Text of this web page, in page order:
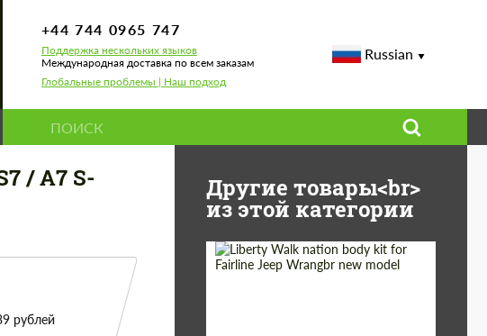
+44 744 0965 747
Поддержка нескольких языков
Международная доставка по всем заказам
Глобальные проблемы | Наш подход
Russian
/ A7 S-
рублей
Другие товары<br>
из этой категории